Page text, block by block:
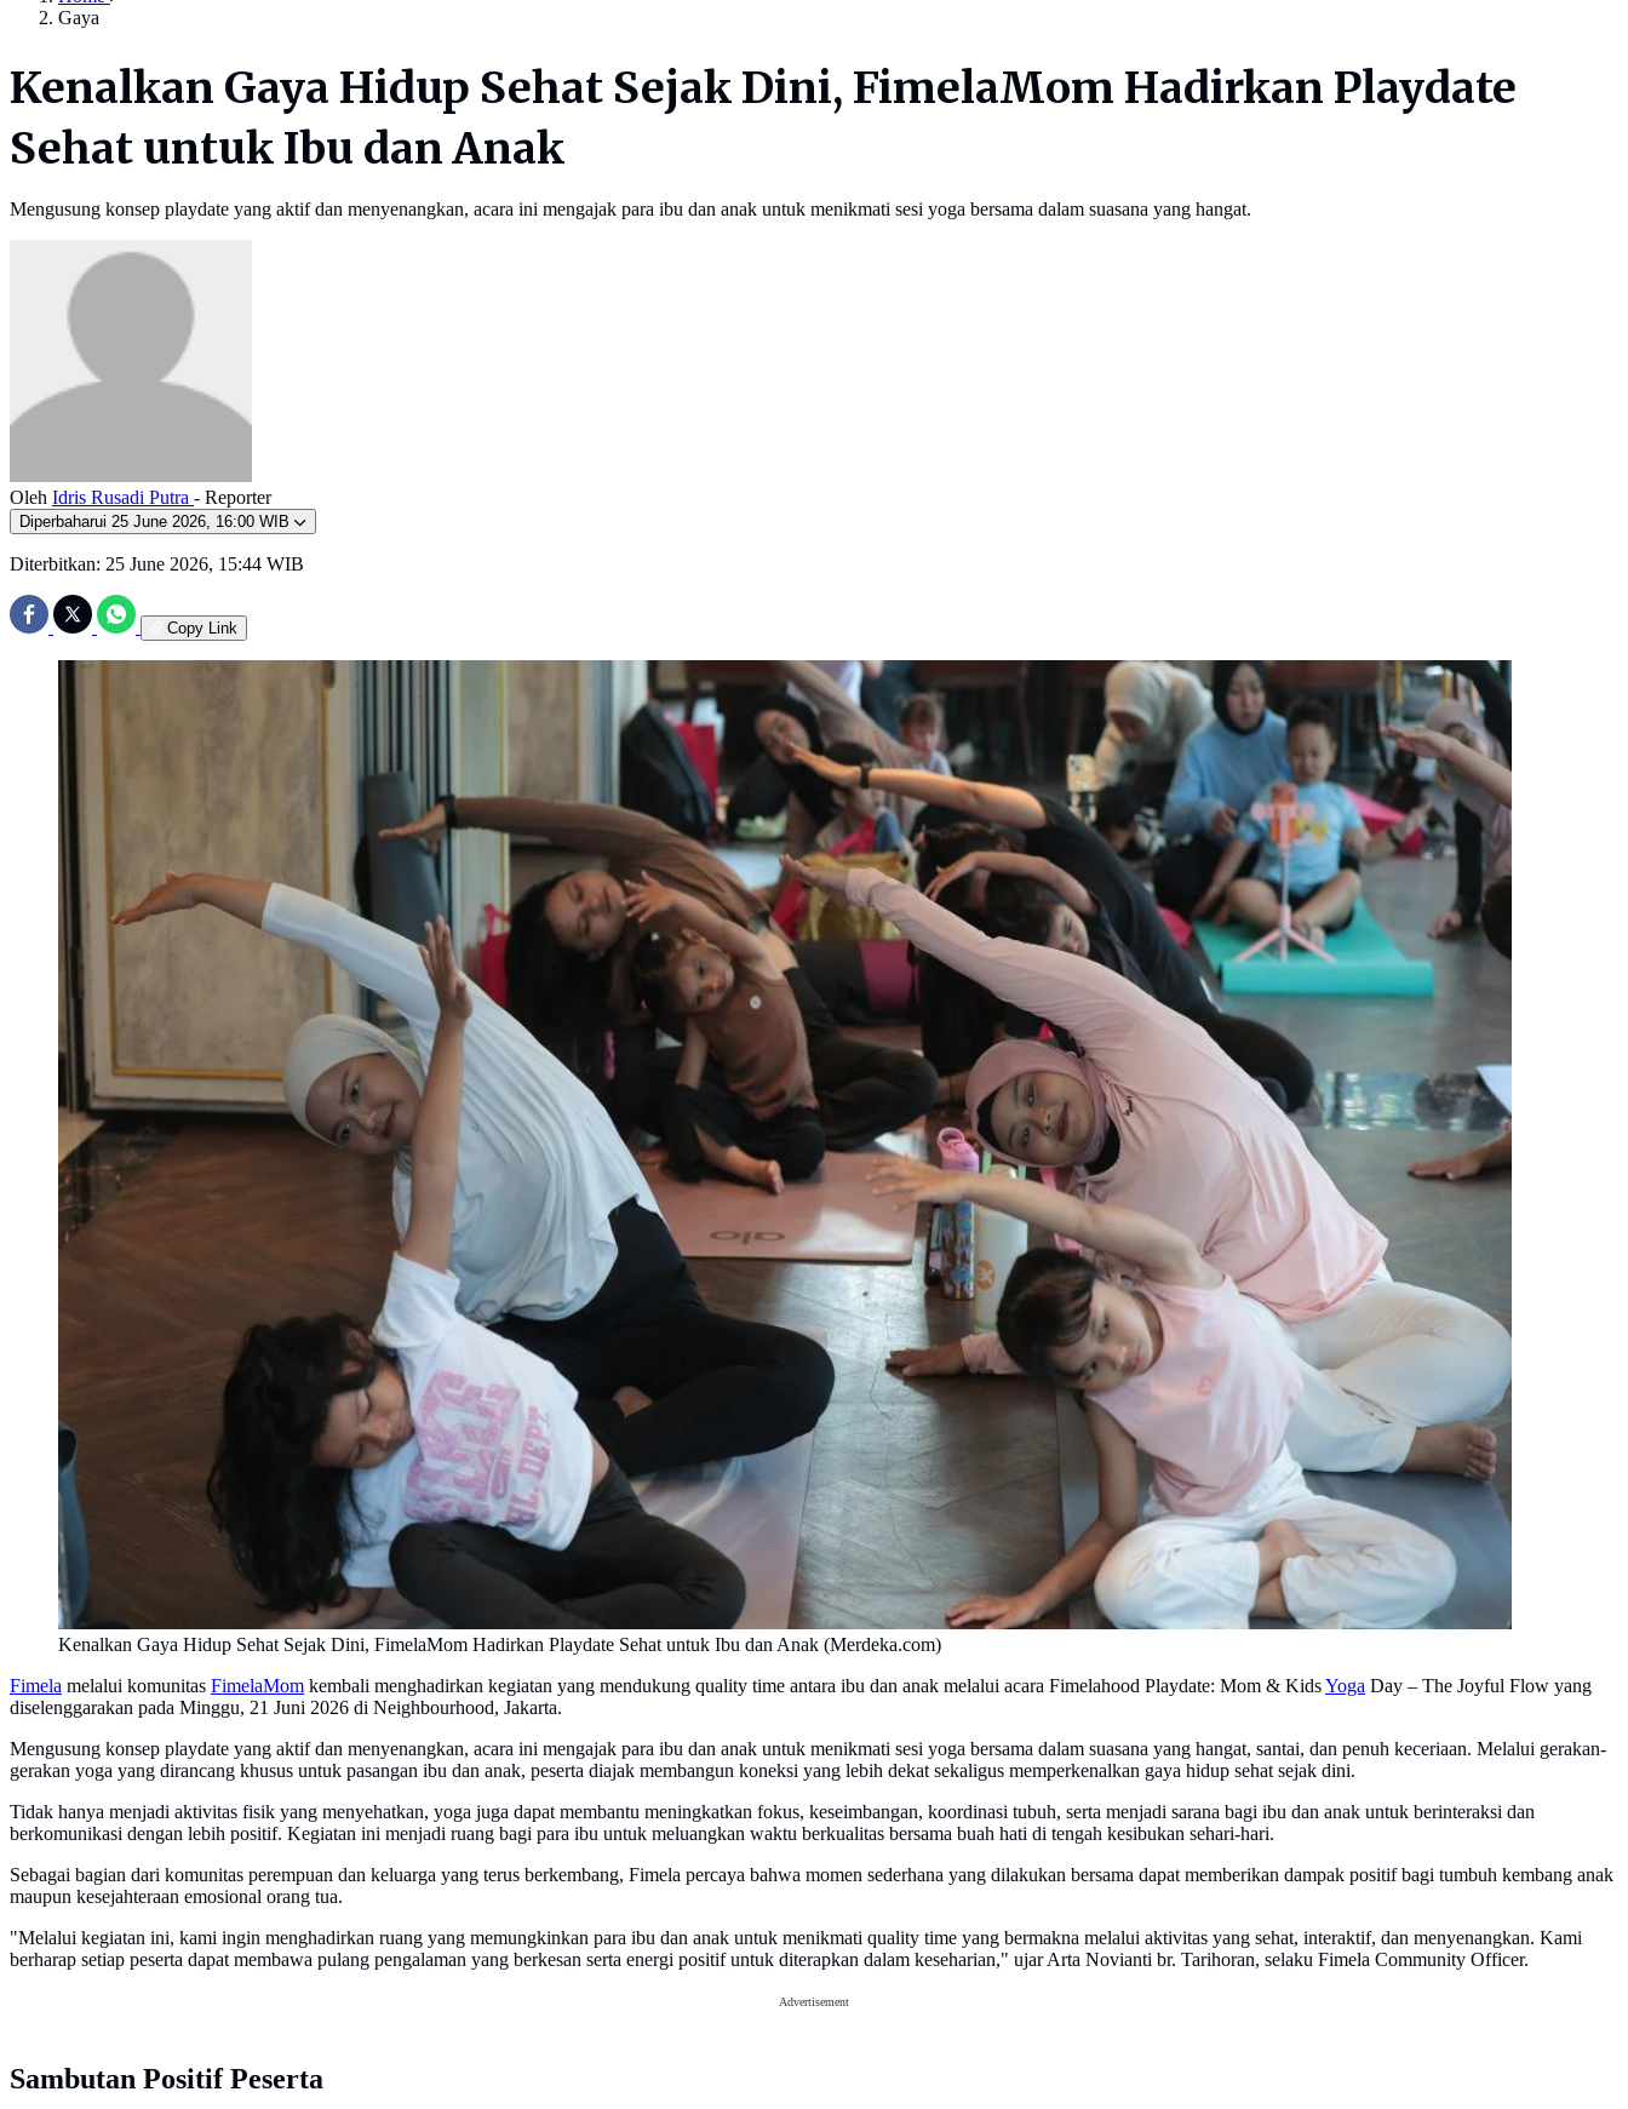
Gaya
Kenalkan Gaya Hidup Sehat Sejak Dini, FimelaMom Hadirkan Playdate
Sehat untuk Ibu dan Anak
Mengusung konsep playdate yang aktif dan menyenangkan, acara ini mengajak para ibu dan anak untuk menikmati sesi yoga bersama dalam suasana yang hangat.
Oleh Idris Rusadi Putra - Reporter
Diperbaharui 25 June 2026, 16:00 WIB
Diterbitkan: 25 June 2026, 15:44 WIB
Copy Link
Kenalkan Gaya Hidup Sehat Sejak Dini, FimelaMom Hadirkan Playdate Sehat untuk Ibu dan Anak (Merdeka.com)
Fimela melalui komunitas FimelaMom kembali menghadirkan kegiatan yang mendukung quality time antara ibu dan anak melalui acara Fimelahood Playdate: Mom & KidsYoga Day – The Joyful Flow yang
diselenggarakan pada Minggu, 21 Juni 2026 di Neighbourhood, Jakarta.
Mengusung konsep playdate yang aktif dan menyenangkan, acara ini mengajak para ibu dan anak untuk menikmati sesi yoga bersama dalam suasana yang hangat, santai, dan penuh keceriaan. Melalui gerakan-
gerakan yoga yang dirancang khusus untuk pasangan ibu dan anak, peserta diajak membangun koneksi yang lebih dekat sekaligus memperkenalkan gaya hidup sehat sejak dini.
Tidak hanya menjadi aktivitas fisik yang menyehatkan, yoga juga dapat membantu meningkatkan fokus, keseimbangan, koordinasi tubuh, serta menjadi sarana bagi ibu dan anak untuk berinteraksi dan
berkomunikasi dengan lebih positif. Kegiatan ini menjadi ruang bagi para ibu untuk meluangkan waktu berkualitas bersama buah hati di tengah kesibukan sehari-hari.
Sebagai bagian dari komunitas perempuan dan keluarga yang terus berkembang, Fimela percaya bahwa momen sederhana yang dilakukan bersama dapat memberikan dampak positif bagi tumbuh kembang anak
maupun kesejahteraan emosional orang tua.
"Melalui kegiatan ini, kami ingin menghadirkan ruang yang memungkinkan para ibu dan anak untuk menikmati quality time yang bermakna melalui aktivitas yang sehat, interaktif, dan menyenangkan. Kami
berharap setiap peserta dapat membawa pulang pengalaman yang berkesan serta energi positif untuk diterapkan dalam keseharian," ujar Arta Novianti br. Tarihoran, selaku Fimela Community Officer.
Advertisement
Sambutan Positif Peserta